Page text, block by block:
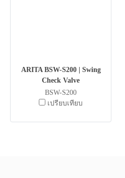
ARITA BSW-S200 | Swing
Check Valve
BSW-S200
เปรียบเทียบ